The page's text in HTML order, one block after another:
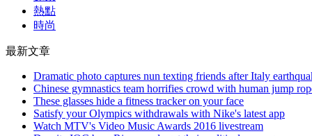
熱點
時尚
最新文章
Dramatic photo captures nun texting friends after Italy
Chinese gymnastics team horrifies crowd with human jump
These glasses hide a fitness tracker on your face
Satisfy your Olympics withdrawals with Nike's latest app
Watch MTV's Video Music Awards 2016 livestream